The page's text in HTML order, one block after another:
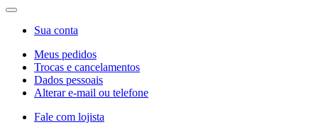
Sua conta
Meus pedidos
Trocas e cancelamentos
Dados pessoais
Alterar e-mail ou telefone
Fale com lojista